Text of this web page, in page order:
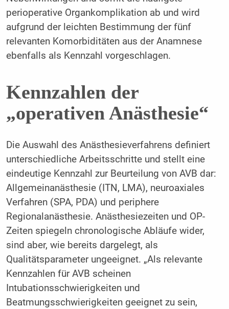
perioperative Organkomplikation ab und wird
aufgrund der leichten Bestimmung der fünf
relevanten Komorbiditäten aus der Anamnese
ebenfalls als Kennzahl vorgeschlagen.
Kennzahlen der
„operativen Anästhesie“
Die Auswahl des Anästhesieverfahrens definiert
unterschiedliche Arbeitsschritte und stellt eine
eindeutige Kennzahl zur Beurteilung von AVB dar:
Allgemeinanästhesie (ITN, LMA), neuroaxiales
Verfahren (SPA, PDA) und periphere
Regionalanästhesie. Anästhesiezeiten und OP-
Zeiten spiegeln chronologische Abläufe wider,
sind aber, wie bereits dargelegt, als
Qualitätsparameter ungeeignet. „Als relevante
Kennzahlen für AVB scheinen
Intubationsschwierigkeiten und
Beatmungsschwierigkeiten geeignet zu sein,